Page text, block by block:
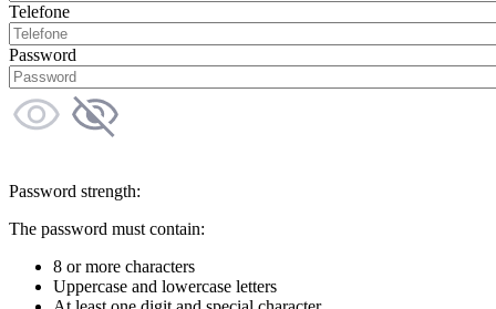
Telefone
Password
Password strength:
The password must contain:
8 or more characters
Uppercase and lowercase letters